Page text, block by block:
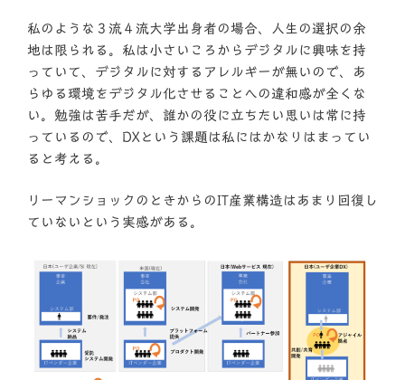
私のような３流４流大学出身者の場合、人生の選択の余
地は限られる。私は小さいころからデジタルに興味を持
っていて、デジタルに対するアレルギーが無いので、あ
らゆる環境をデジタル化させることへの違和感が全くな
い。勉強は苦手だが、誰かの役に立ちたい思いは常に持
っているので、DXという課題は私にはかなりはまってい
ると考える。
リーマンショックのときからのIT産業構造はあまり回復し
ていないという実感がある。